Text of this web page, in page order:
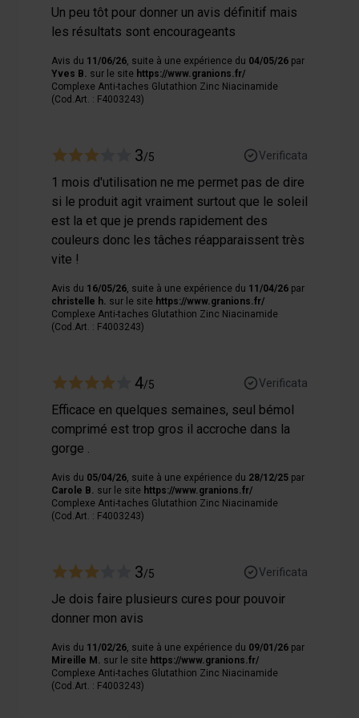
Un peu tôt pour donner un avis définitif mais
les résultats sont encourageants
Avis du 11/06/26 , suite à une expérience du 04/05/26 par
Yves B.
sur le site https://www.granions.fr/
Complexe Anti-taches Glutathion Zinc Niacinamide
(Cod.Art. : F4003243)
3/5 Verificata
1 mois d'utilisation ne me permet pas de dire
si le produit agit vraiment surtout que le soleil
est la et que je prends rapidement des
couleurs donc les tâches réapparaissent très
vite !
Avis du 16/05/26 , suite à une expérience du 11/04/26 par
christelle h. sur le site https://www.granions.fr/
Complexe Anti-taches Glutathion Zinc Niacinamide
(Cod.Art. : F4003243)
4/5 Verificata
Efficace en quelques semaines, seul bémol
comprimé est trop gros il accroche dans la
gorge .
Avis du 05/04/26 , suite à une expérience du 28/12/25 par
Carole B.
sur le site https://www.granions.fr/
Complexe Anti-taches Glutathion Zinc Niacinamide
(Cod.Art. : F4003243)
3/5 Verificata
Je dois faire plusieurs cures pour pouvoir
donner mon avis
Avis du 11/02/26 , suite à une expérience du 09/01/26 par
Mireille M.
sur le site https://www.granions.fr/
Complexe Anti-taches Glutathion Zinc Niacinamide
(Cod.Art. : F4003243)